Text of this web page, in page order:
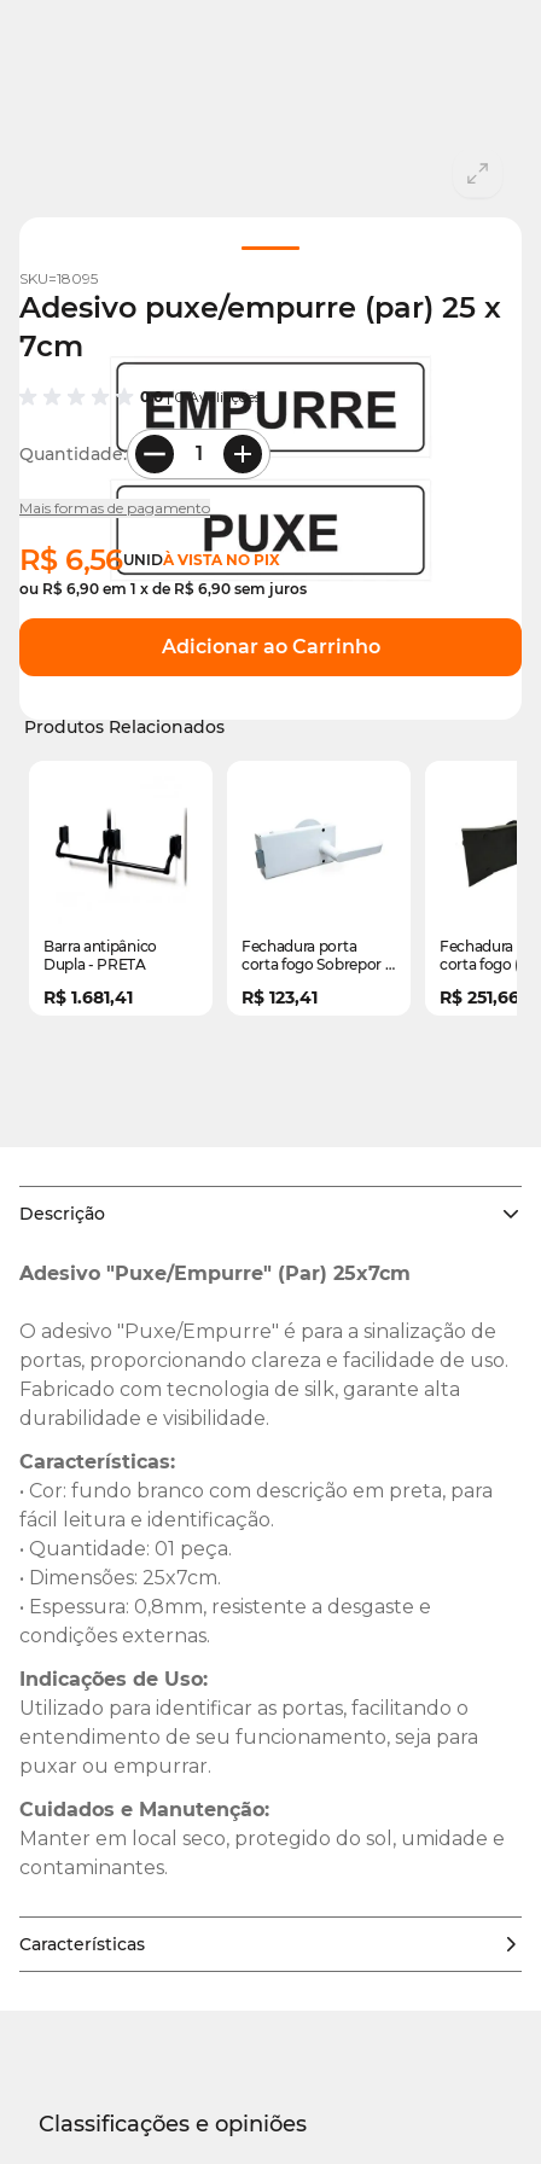
0.0| 0 Avaliações
SKU=18095
Adesivo puxe/empurre (par) 25 x
7cm
Quantidade:
Mais formas de pagamento
R$ 6,56UNIDÀ VISTA NO PIX
ou R$ 6,90 em 1 x de R$ 6,90 sem juros
Adicionar ao Carrinho
Produtos Relacionados
Barra antipânico
Dupla - PRETA
R$ 1.681,41
Fechadura porta
corta fogo Sobrepor -
R$ 123,41
Fechadura
corta fogo
PRETA
R$ 251,66
Descrição
Adesivo "Puxe/Empurre" (Par) 25x7cm
O adesivo "Puxe/Empurre" é para a sinalização de
portas, proporcionando clareza e facilidade de uso.
Fabricado com tecnologia de silk, garante alta
durabilidade e visibilidade.
Características:
• Cor: fundo branco com descrição em preta, para
fácil leitura e identificação.
• Quantidade: 01 peça.
• Dimensões: 25x7cm.
• Espessura: 0,8mm, resistente a desgaste e
condições externas.
Indicações de Uso:
Utilizado para identificar as portas, facilitando o
entendimento de seu funcionamento, seja para
puxar ou empurrar.
Cuidados e Manutenção:
Manter em local seco, protegido do sol, umidade e
contaminantes.
Características
Classificações e opiniões